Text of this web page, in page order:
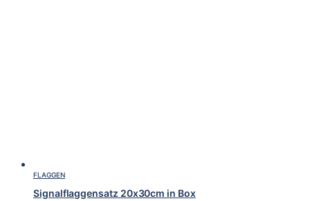
FLAGGEN
Signalflaggensatz 20x30cm in Box